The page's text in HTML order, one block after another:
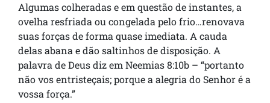
Algumas colheradas e em questão de instantes, a
ovelha resfriada ou congelada pelo frio…renovava
suas forças de forma quase imediata. A cauda
delas abana e dão saltinhos de disposição. A
palavra de Deus diz em Neemias 8:10b – “portanto
não vos entristeçais; porque a alegria do Senhor é a
vossa força.”